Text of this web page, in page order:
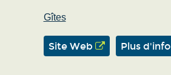
Gîtes
Site Web Plus d'info